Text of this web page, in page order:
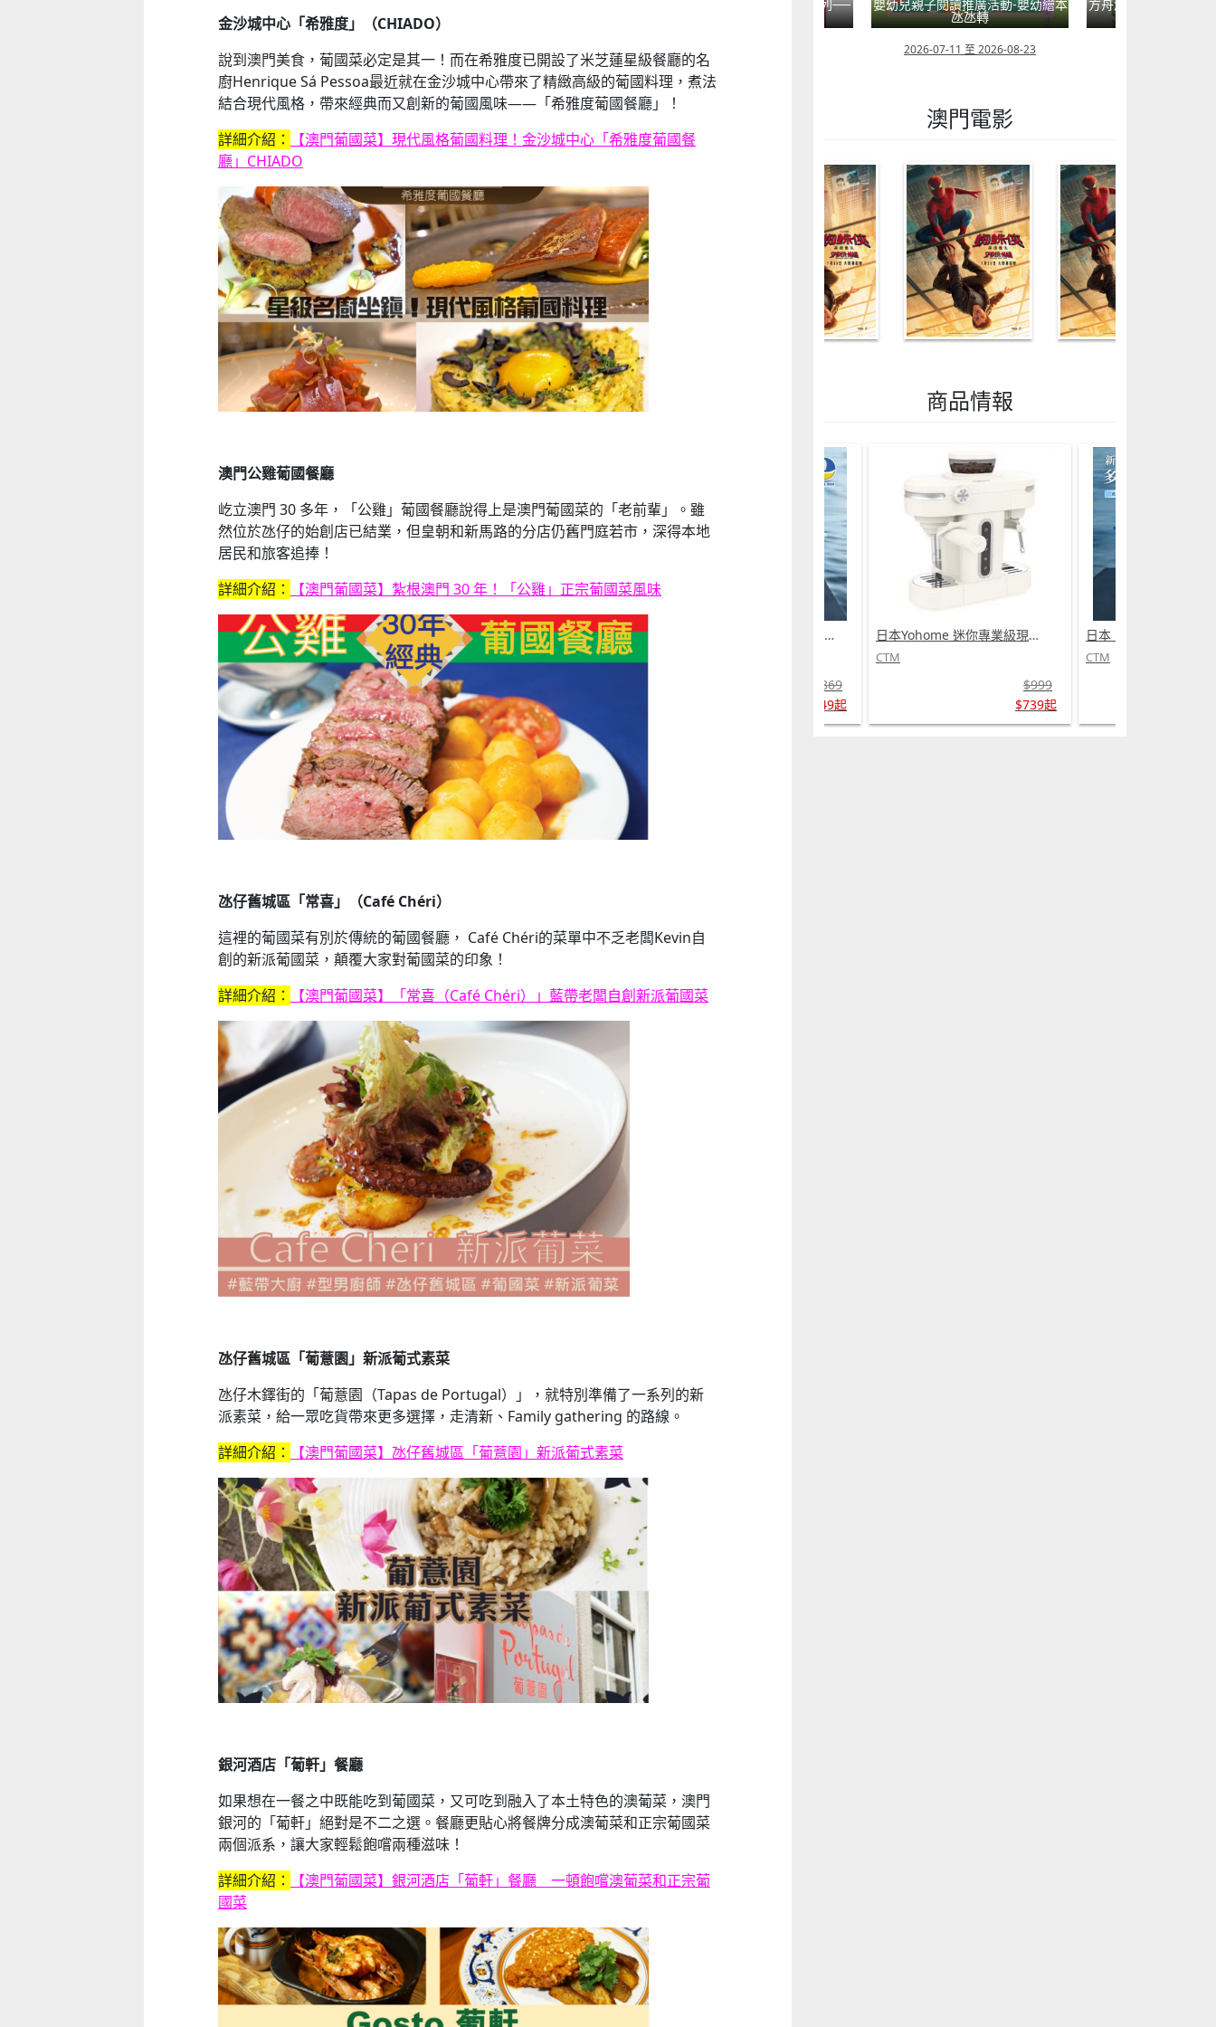
金沙城中心「希雅度」（CHIADO）
說到澳門美食，葡國菜必定是其一！而在希雅度已開設了米芝蓮星級餐廳的名
廚Henrique Sá Pessoa最近就在金沙城中心帶來了精緻高級的葡國料理，煮法
結合現代風格，帶來經典而又創新的葡國風味——「希雅度葡國餐廳」！
詳細介紹：
【澳門葡國菜】現代風格葡國料理！金沙城中心「希雅度葡國餐
廳」CHIADO
澳門公雞葡國餐廳
屹立澳門 30 多年，「公雞」葡國餐廳說得上是澳門葡國菜的「老前輩」。雖
然位於氹仔的始創店已結業，但皇朝和新馬路的分店仍舊門庭若市，深得本地
居民和旅客追捧！
詳細介紹：
【澳門葡國菜】紮根澳門 30 年！「公雞」正宗葡國菜風味
氹仔舊城區「常喜」（Café Chéri）
這裡的葡國菜有別於傳統的葡國餐廳， Café Chéri的菜單中不乏老闆Kevin自
創的新派葡國菜，顛覆大家對葡國菜的印象！
詳細介紹：
【澳門葡國菜】「常喜（Café Chéri）」藍帶老闆自創新派葡國菜
氹仔舊城區「葡薏園」新派葡式素菜
氹仔木鐸街的「葡薏園（Tapas de Portugal）」，就特別準備了一系列的新
派素菜，給一眾吃貨帶來更多選擇，走清新、Family gathering 的路線。
詳細介紹：
【澳門葡國菜】氹仔舊城區「葡薏園」新派葡式素菜
銀河酒店「葡軒」餐廳
如果想在一餐之中既能吃到葡國菜，又可吃到融入了本土特色的澳葡菜，澳門
銀河的「葡軒」絕對是不二之選。餐廳更貼心將餐牌分成澳葡菜和正宗葡國菜
兩個派系，讓大家輕鬆飽嚐兩種滋味！
詳細介紹：
【澳門葡國菜】銀河酒店「葡軒」餐廳 一頓飽嚐澳葡菜和正宗葡
國菜
移動寶籍
2026-07-18 至 2026-08-15 2026-07-11 至 2026-08-29
童心探秘澳門的“中國第一”系列──
2026-07-11 至 2026-08-08
嬰幼兒親子閱讀推廣活動-嬰幼繪本
氹氹轉
2026-07-11 至 2026-08-23
方舟澳門藝術學會呈
澳門電影
商品情報
日本 DEAR.MIN 雲感多重軟芯柔托緩壓Peace柔眠枕 (需訂貨)
$369
$349起
日本Yohome 迷你專業級現磨鮮萃奶泡3合1半自動家庭意式咖啡機 (需訂貨)
CTM
$999
$739起
CTM